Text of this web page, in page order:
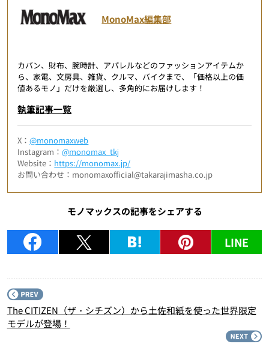
MonoMax編集部
カバン、財布、腕時計、アパレルなどのファッションアイテムか
ら、家電、文房具、雑貨、クルマ、バイクまで、「価格以上の価
値あるモノ」だけを厳選し、多角的にお届けします！
執筆記事一覧
X：@monomaxweb
Instagram：@monomax_tkj
Website： https://monomax.jp/
お問い合わせ：monomaxofficial@takarajimasha.co.jp
モノマックスの記事をシェアする
LINE
The CITIZEN（ザ・シチズン）から土佐和紙を使った世界限定
モデルが登場！